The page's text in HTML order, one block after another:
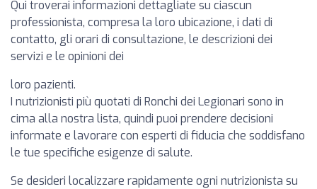
Qui troverai informazioni dettagliate su ciascun
professionista, compresa la loro ubicazione, i dati di
contatto, gli orari di consultazione, le descrizioni dei
servizi e le opinioni dei
loro pazienti.
I nutrizionisti più quotati di Ronchi dei Legionari sono in
cima alla nostra lista, quindi puoi prendere decisioni
informate e lavorare con esperti di fiducia che soddisfano
le tue specifiche esigenze di salute.
Se desideri localizzare rapidamente ogni nutrizionista su